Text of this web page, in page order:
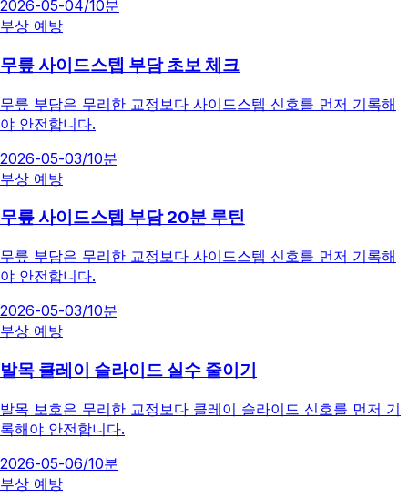
2026-05-04/10분
부상 예방
무릎 사이드스텝 부담 초보 체크
무릎 부담은 무리한 교정보다 사이드스텝 신호를 먼저 기록해
야 안전합니다.
2026-05-03/10분
부상 예방
무릎 사이드스텝 부담 20분 루틴
무릎 부담은 무리한 교정보다 사이드스텝 신호를 먼저 기록해
야 안전합니다.
2026-05-03/10분
부상 예방
발목 클레이 슬라이드 실수 줄이기
발목 보호은 무리한 교정보다 클레이 슬라이드 신호를 먼저 기
록해야 안전합니다.
2026-05-06/10분
부상 예방